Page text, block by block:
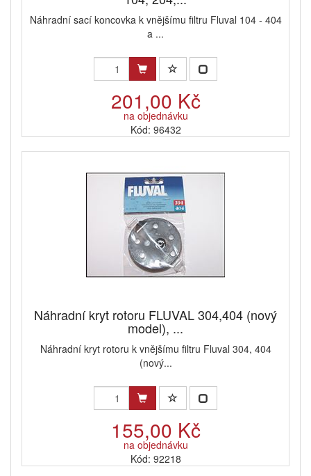
Náhradní sací koncovka k vnějšímu filtru Fluval 104 - 404
a ...
201,00 Kč
na objednávku
Kód: 96432
Náhradní kryt rotoru FLUVAL 304,404 (nový
model), ...
Náhradní kryt rotoru k vnějšímu filtru Fluval 304, 404
(nový...
155,00 Kč
na objednávku
Kód: 92218